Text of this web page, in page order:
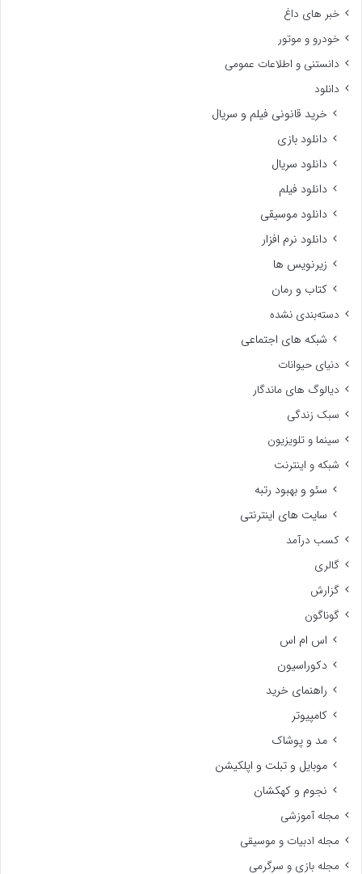
خبر های داغ
خودرو و موتور
دانستنی و اطلاعات عمومی
دانلود
خرید قانونی فیلم و سریال
دانلود بازی
دانلود سریال
دانلود فیلم
دانلود موسیقی
دانلود نرم افزار
زیرنویس ها
کتاب و رمان
دسته‌بندی نشده
شبکه های اجتماعی
دنیای حیوانات
دیالوگ های ماندگار
سبک زندگی
سینما و تلویزیون
شبکه و اینترنت
سئو و بهبود رتبه
سایت های اینترنتی
کسب درآمد
گالری
گزارش
گوناگون
اس ام اس
دکوراسیون
راهنمای خرید
کامپیوتر
مد و پوشاک
موبایل و تبلت و اپلکیشن
نجوم و کهکشان
مجله آموزشی
مجله ادبیات و موسیقی
مجله بازی و سرگرمی